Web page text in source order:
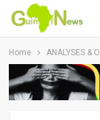
Home ANALYSES &